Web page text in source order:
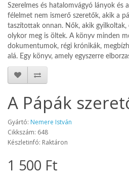
Szerelmes és hatalomvágyó lányok és
félelmet nem ismerő szeretők, akik a
taszítottak onnan. Nők, akik gyilkoltak,
olykor meg is öltek. A könyv minden
dokumentumok, régi krónikák,
alá. Egy könyv, amely egyszerre
A Pápák
Gyártó: Nemere István
Cikkszám: 648
Készletinfó: Raktáron
1 500 Ft